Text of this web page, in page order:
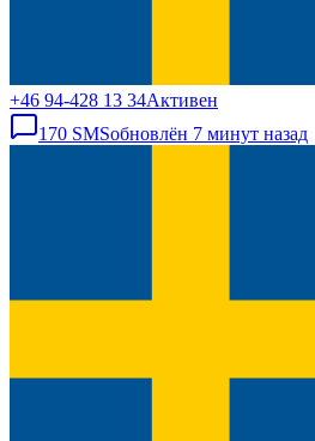
+46 94-428 13 34Активен
170 SMSобновлён 7 минут назад